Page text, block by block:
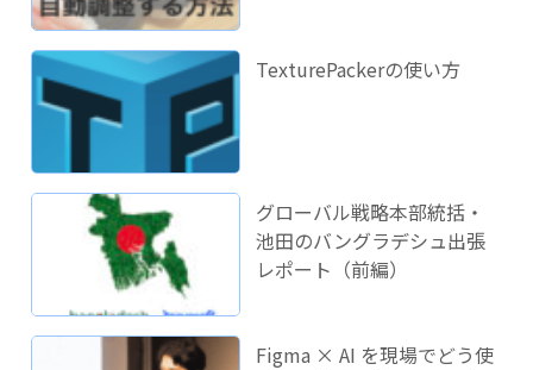
TexturePackerの使い方
グローバル戦略本部統括・
池田のバングラデシュ出張
レポート（前編）
Figma × AI を現場でどう使